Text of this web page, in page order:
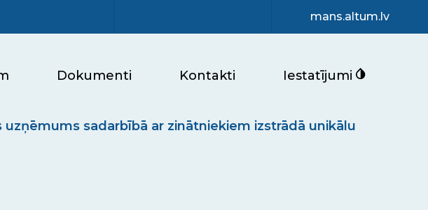
mans.altum.lv
Dokumenti Kontakti Iestatījumi
sadarbībā ar zinātniekiem izstrādā unikālu